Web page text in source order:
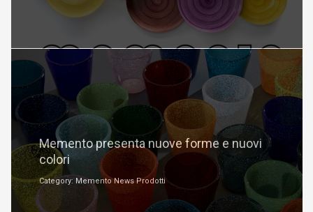
Gennaio 31, 2024
Memento presenta nuove forme e nuovi
colori
Category: Memento News Prodotti